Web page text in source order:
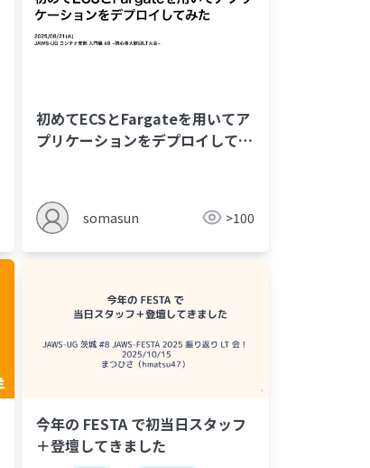
初めてECSとFargateを用いてア
プリケーションをデプロイしてみ
somasun >100
今年の FESTA で初当日スタッフ
＋登壇してきました